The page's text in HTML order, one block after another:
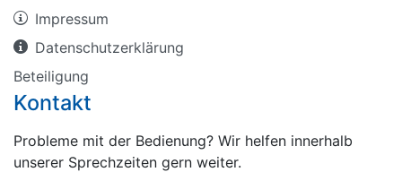
Impressum
Datenschutzerklärung
Beteiligung
Kontakt
Probleme mit der Bedienung? Wir helfen innerhalb
unserer Sprechzeiten gern weiter.